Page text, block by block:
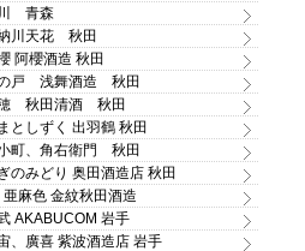
青森
川天花 秋田
阿櫻酒造 秋田
戸 浅舞酒造 秋田
秋田清酒 秋田
としずく 出羽鶴 秋田
町、角右衛門 秋田
のみどり 奥田酒造店 秋田
亜麻色 金紋秋田酒造
AKABUCOM 岩手
、廣喜 紫波酒造店 岩手